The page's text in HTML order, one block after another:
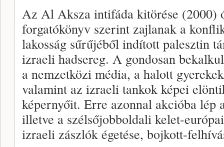
Az Al Aksza intifáda kitörése (2000)
forgatókönyv szerint zajlanak a
lakosság sűrűjéből indított palesztin
izraeli hadsereg. A gondosan
a nemzetközi média, a halott
valamint az izraeli tankok képei
képernyőit. Erre azonnal akcióba lép
illetve a szélsőjobboldali kelet-
izraeli zászlók égetése, bojkott-